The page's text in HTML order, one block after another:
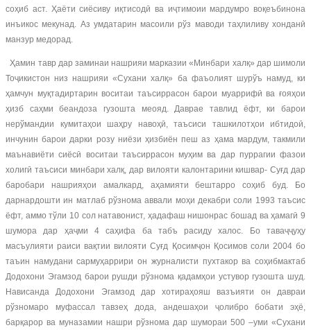
соҳиб аст. Ҳаёти сиёсиву иқтисодӣ ва иҷтимоии мардумро воқеъбинона
инъикос мекунад. Аз умдатарин масоили рўз маводи таҳлиливу хонданӣ
манзур медорад.
Ҳамин тавр дар заминаи нашрияи марказии «Минбари халқ» дар шимоли
Тоҷикистон низ нашрияи «Сухани халқ» ба фаъолият шурўъ намуд, ки
ҳамчун муқтадиртарин воситаи таъсиррасон барои муаррифӣ ва ғояҳои
ҳизб саҳми беандоза гузошта меояд. Даврае тавлид ёфт, ки барои
нерўмандии кумитаҳои шаҳру навоҳӣ, таъсиси ташкилотҳои ибтидоӣ,
инчунин барои дарки розу ниёзи ҳизбиён пеш аз ҳама мардум, такмили
маънавиёти сиёсӣ воситаи таъсиррасон муҳим ва дар пуррагии фазои
холигӣ таъсиси минбари халқ, дар вилояти калонтарини кишвар- Суғд дар
баробари нашрияҳои амалкард, аҳамияти бештарро соҳиб буд. Бо
дарнардошти ин матлаб рўзнома аввали моҳи декабри соли 1993 таъсис
ёфт, аммо тўли 10 сол натавонист, ҳадафаш нишонрас бошад ва ҳамагӣ 9
шумора дар ҳаҷми 4 саҳифа ба табъ расиду халос. Бо таваҷҷуҳу
масъулияти раиси вақтии вилояти Суғд Қосимҷон Қосимов соли 2004 бо
таъин намудани сармуҳаррири он журналисти пухтакор ва соҳибмактаб
Додохони Эгамзод барои рушди рўзнома қадамҳои устувор гузошта шуд.
Нависанда Додохони Эгамзод дар хотираҳояш вазъияти он давраи
рўзномаро муфассал тавзеҳ дода, андешаҳои ҷолибро бобати эҳё,
барқарор ва муназамии нашри рўзнома дар шумораи 500 –уми «Сухани